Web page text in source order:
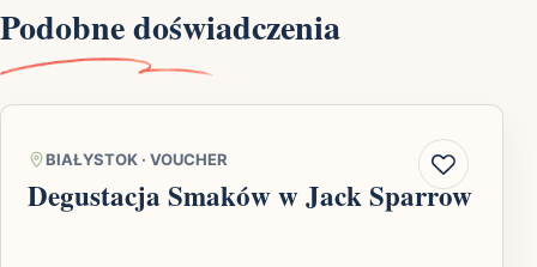
Podobne doświadczenia
BIAŁYSTOK · VOUCHER
Degustacja Smaków w Jack Sparrow